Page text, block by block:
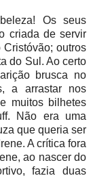
Os seus
criada de servir
outros
do Sul. Ao certo
brusca no
a arrastar nos
muitos bilhetes
Não era uma
que queria ser
A crítica fora
ao nascer do
fazia duas